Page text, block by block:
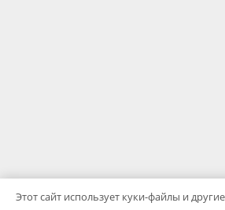
Этот сайт использует куки-файлы и